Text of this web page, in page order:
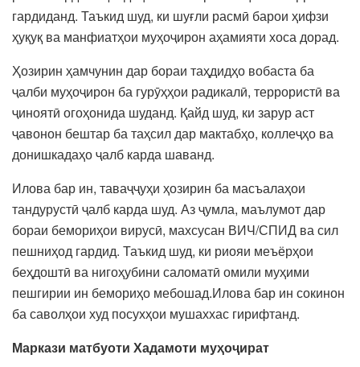
гардиданд. Таъкид шуд, ки шуғли расмӣ барои ҳифзи
ҳуқуқ ва манфиатҳои муҳоҷирон аҳамияти хоса дорад.
Ҳозирин ҳамчунин дар бораи таҳдидҳо вобаста ба
ҷалби муҳоҷирон ба гурӯҳҳои радикалӣ, террористӣ ва
ҷиноятӣ огоҳонида шуданд. Қайд шуд, ки зарур аст
ҷавонон бештар ба таҳсил дар мактабҳо, коллеҷҳо ва
донишкадаҳо ҷалб карда шаванд.
Илова бар ин, таваҷҷуҳи ҳозирин ба масъалаҳои
тандурустӣ ҷалб карда шуд. Аз ҷумла, маълумот дар
бораи бемориҳои вирусӣ, махсусан ВИЧ/СПИД ва сил
пешниҳод гардид. Таъкид шуд, ки риояи меъёрҳои
беҳдоштӣ ва нигоҳубини саломатӣ омили муҳими
пешгирии ин бемориҳо мебошад.Илова бар ин сокинон
ба саволҳои худ посухҳои мушаххас гирифтанд.
Маркази матбуоти Хадамоти муҳоҷират